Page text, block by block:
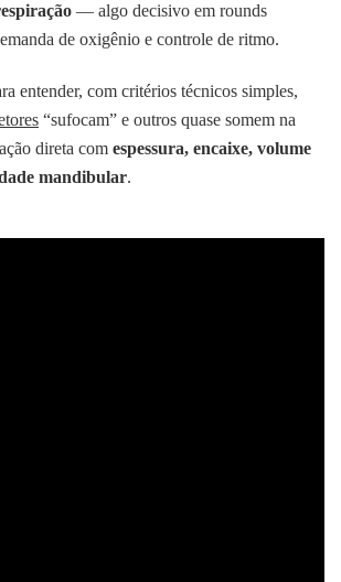
— algo decisivo em rounds
de oxigênio e controle de ritmo.
entender, com critérios técnicos simples,
“sufocam” e outros quase somem na
direta com espessura, encaixe, volume
mandibular.